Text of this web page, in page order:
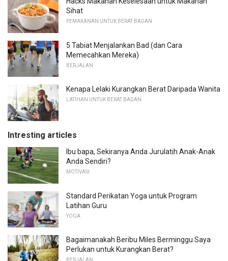
Sihat
PEMAKANAN UNTUK BERAT BADAN
5 Tabiat Menjalankan Bad (dan Cara
Memecahkan Mereka)
BERJALAN
Kenapa Lelaki Kurangkan Berat Daripada Wanita
LATIHAN UNTUK BERAT BADAN
Intresting articles
Ibu bapa, Sekiranya Anda Jurulatih Anak-Anak
Anda Sendiri?
MOTIVASI
Standard Perikatan Yoga untuk Program
Latihan Guru
YOGA
Bagaimanakah Beribu Miles Berminggu Saya
Perlukan untuk Kurangkan Berat?